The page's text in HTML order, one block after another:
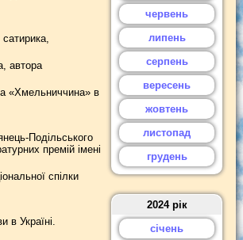
автора
«Хмельниччина» в
Подільського
премій імені
спілки
в Україні.
червень
липень
серпень
вересень
жовтень
листопад
грудень
2024 рік
січень